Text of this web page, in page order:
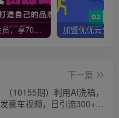
加入VIP会员，享70%的推广提成，免费学习多种网上创业课程，菜鸟秒变大神！
下一篇
（10155期）利用AI洗稿，
发豪车视频，日引流300+创